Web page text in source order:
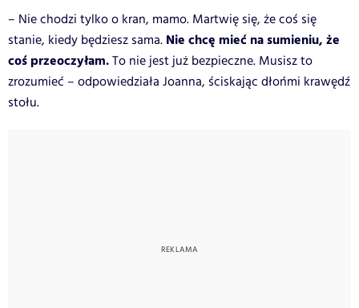
– Nie chodzi tylko o kran, mamo. Martwię się, że coś się
stanie, kiedy będziesz sama. Nie chcę mieć na sumieniu, że
coś przeoczyłam.To nie jest już bezpieczne. Musisz to
zrozumieć – odpowiedziała Joanna, ściskając dłońmi krawędź
stołu.